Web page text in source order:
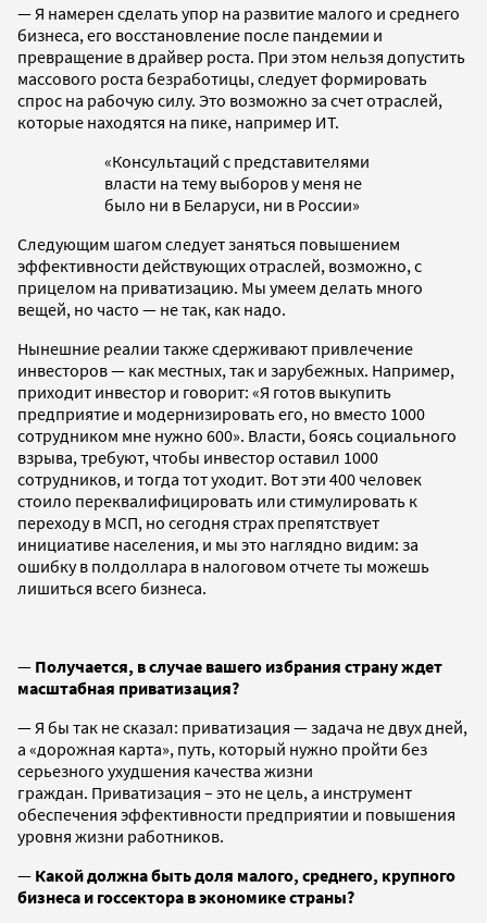
— Я намерен сделать упор на развитие малого и среднего
бизнеса, его восстановление после пандемии и
превращение в драйвер роста. При этом нельзя допустить
массового роста безработицы, следует формировать
спрос на рабочую силу. Это возможно за счет отраслей,
которые находятся на пике, например ИТ.
«Консультаций с представителями
власти на тему выборов у меня не
было ни в Беларуси, ни в России»
Следующим шагом следует заняться повышением
эффективности действующих отраслей, возможно, с
прицелом на приватизацию. Мы умеем делать много
вещей, но часто — не так, как надо.
Нынешние реалии также сдерживают привлечение
инвесторов — как местных, так и зарубежных. Например,
приходит инвестор и говорит: «Я готов выкупить
предприятие и модернизировать его, но вместо 1000
сотрудником мне нужно 600». Власти, боясь социального
взрыва, требуют, чтобы инвестор оставил 1000
сотрудников, и тогда тот уходит. Вот эти 400 человек
стоило переквалифицировать или стимулировать к
переходу в МСП, но сегодня страх препятствует
инициативе населения, и мы это наглядно видим: за
ошибку в полдоллара в налоговом отчете ты можешь
лишиться всего бизнеса.
— Получается, в случае вашего избрания страну ждет
масштабная приватизация?
— Я бы так не сказал: приватизация — задача не двух дней,
а «дорожная карта», путь, который нужно пройти без
серьезного ухудшения качества жизни
граждан. Приватизация – это не цель, а инструмент
обеспечения эффективности предприятии и повышения
уровня жизни работников.
— Какой должна быть доля малого, среднего, крупного
бизнеса и госсектора в экономике страны?